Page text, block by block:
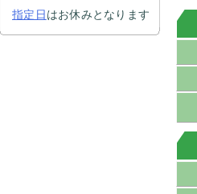
指定日はお休みとなります